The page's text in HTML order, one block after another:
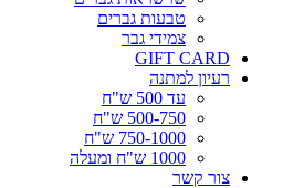
טבעות גברים
צמידי גבר
GIFT CARD
רעיון למתנה
עד 500 ש"ח
500-750 ש"ח
750-1000 ש"ח
1000 ש"ח ומעלה
צור קשר